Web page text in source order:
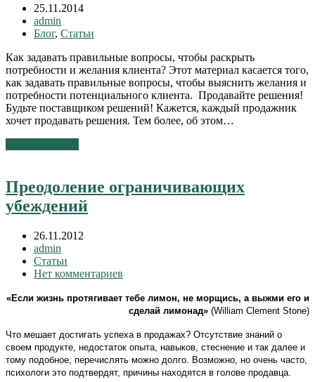
25.11.2014
admin
Блог, Статьи
Как задавать правильные вопросы, чтобы раскрыть
потребности и желания клиента? Этот материал касается того,
как задавать правильные вопросы, чтобы выяснить желания и
потребности потенциального клиента. Продавайте решения!
Будьте поставщиком решений! Кажется, каждый продажник
хочет продавать решения. Тем более, об этом…
Преодоление ограничивающих
убеждений
26.11.2012
admin
Статьи
Нет комментариев
«Если жизнь протягивает тебе лимон, не морщись, а выжми его и
сделай лимонад» (William Clement Stone)
Что мешает достигать успеха в продажах? Отсутствие знаний о
своем продукте, недостаток опыта, навыков, стеснение и так далее и
тому подобное, перечислять можно долго. Возможно, но очень часто,
психологи это подтвердят, причины находятся в голове продавца.